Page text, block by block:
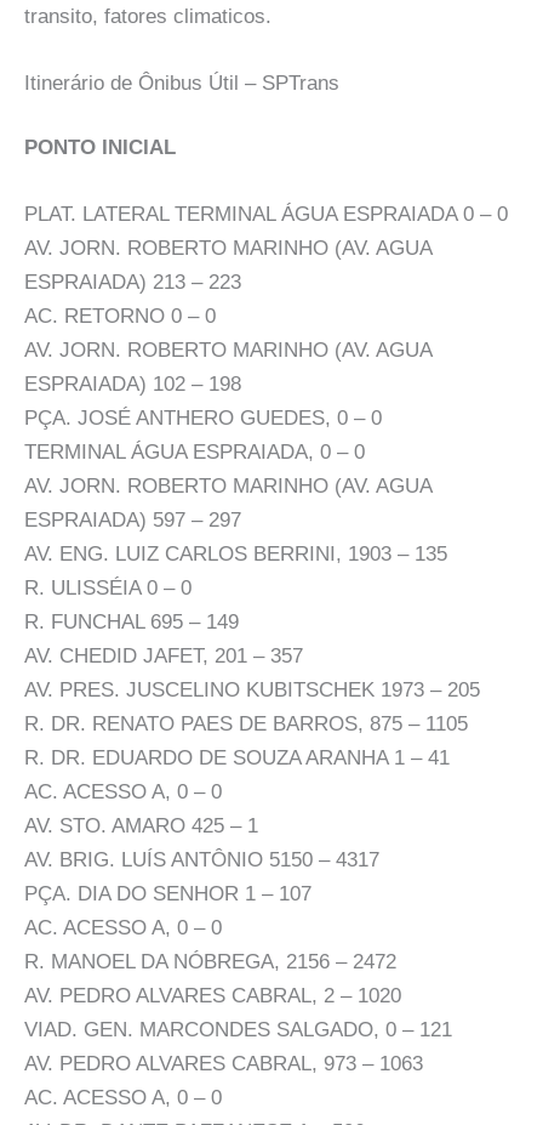
transito, fatores climaticos.
Itinerário de Ônibus Útil – SPTrans
PONTO INICIAL
PLAT. LATERAL TERMINAL ÁGUA ESPRAIADA 0 – 0
AV. JORN. ROBERTO MARINHO (AV. AGUA
ESPRAIADA) 213 – 223
AC. RETORNO 0 – 0
AV. JORN. ROBERTO MARINHO (AV. AGUA
ESPRAIADA) 102 – 198
PÇA. JOSÉ ANTHERO GUEDES, 0 – 0
TERMINAL ÁGUA ESPRAIADA, 0 – 0
AV. JORN. ROBERTO MARINHO (AV. AGUA
ESPRAIADA) 597 – 297
AV. ENG. LUIZ CARLOS BERRINI, 1903 – 135
R. ULISSÉIA 0 – 0
R. FUNCHAL 695 – 149
AV. CHEDID JAFET, 201 – 357
AV. PRES. JUSCELINO KUBITSCHEK 1973 – 205
R. DR. RENATO PAES DE BARROS, 875 – 1105
R. DR. EDUARDO DE SOUZA ARANHA 1 – 41
AC. ACESSO A, 0 – 0
AV. STO. AMARO 425 – 1
AV. BRIG. LUÍS ANTÔNIO 5150 – 4317
PÇA. DIA DO SENHOR 1 – 107
AC. ACESSO A, 0 – 0
R. MANOEL DA NÓBREGA, 2156 – 2472
AV. PEDRO ALVARES CABRAL, 2 – 1020
VIAD. GEN. MARCONDES SALGADO, 0 – 121
AV. PEDRO ALVARES CABRAL, 973 – 1063
AC. ACESSO A, 0 – 0